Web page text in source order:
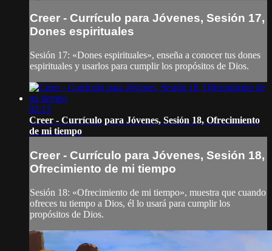
Creer - Currículo para Jóvenes, Sesión 17,
Dones espirituales
Sesión 17: «Dones espirituales», enseña a conocer tus dones
espirituales y usarlos para cumplir los propósitos de Dios.
02:13
Creer - Currículo para Jóvenes, Sesión 18, Ofrecimiento
de mi tiempo
Creer - Currículo para Jóvenes, Sesión 18,
Ofrecimiento de mi tiempo
Sesión 18: «Ofrecimiento de mi tiempo», muestra que cuando
ofreces tu tiempo a Dios, él lo usará para cumplir los
propósitos de Dios.